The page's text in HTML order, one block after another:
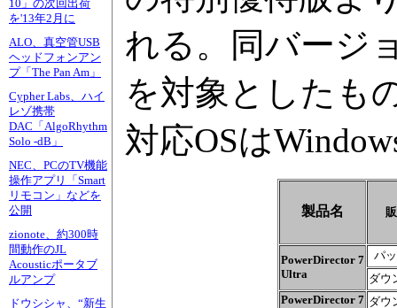
10」の次回出荷
を'13年2月に
ALO、真空管USB
ヘッドフォンアン
プ「The Pan Am」
Cypher Labs、ハイ
レゾ携帯
DAC「AlgoRhythm
Solo -dB」
NEC、PCのTV機能
操作アプリ「Smart
リモコン」などを
公開
zionote、約300時
間動作のJL
Acousticポータブ
ルアンプ
ドウシシャ、“新生
れる。同バージ
を対象としたも
対応OSは
製品名
PowerDirector 7
Ultra
パ
ダウ
PowerDirector 7 ダウ